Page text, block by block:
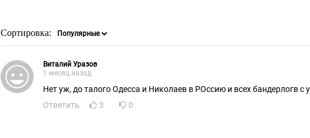
Сортировка:
Виталий Уразов
1 месяц назад
Нет уж, до талого Одесса и Николаев в РОссию и всех бандерлогв с
Ответить
3 0